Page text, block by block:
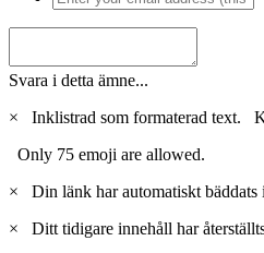
Svara i detta ämne...
×
Inklistrad som formaterad text.
Only 75 emoji are allowed.
×
Din länk har automatiskt
×
Ditt tidigare innehåll har